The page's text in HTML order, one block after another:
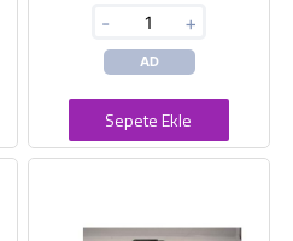
- +
AD
Sepete Ekle